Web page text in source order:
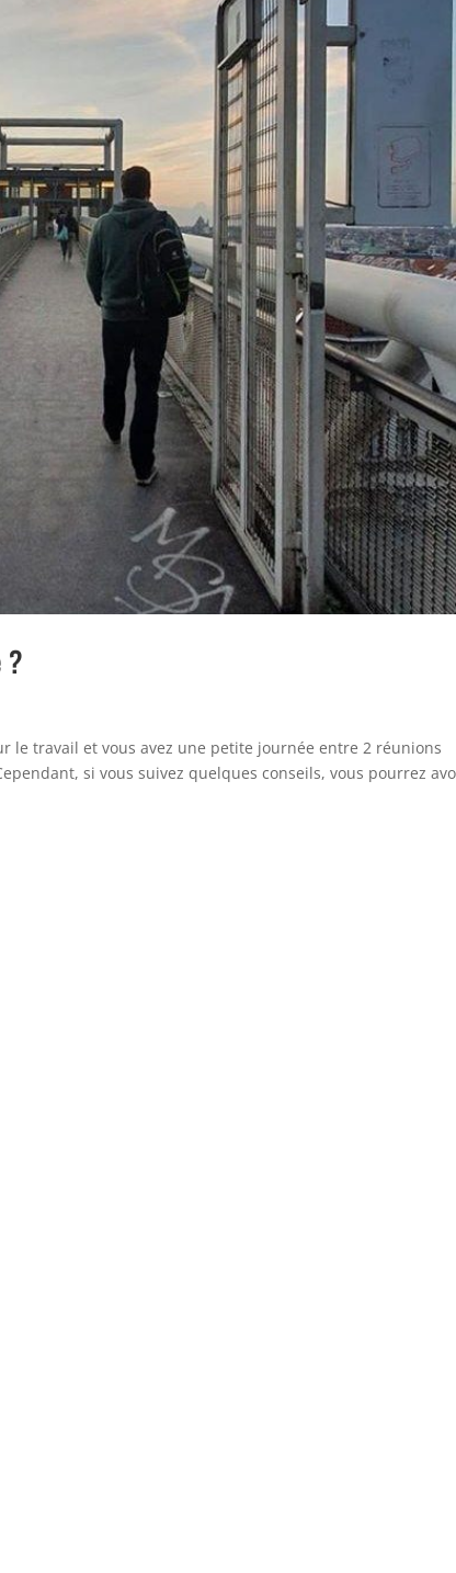
?
le travail et vous avez une petite journée entre 2 réunions
si vous suivez quelques conseils, vous pourrez